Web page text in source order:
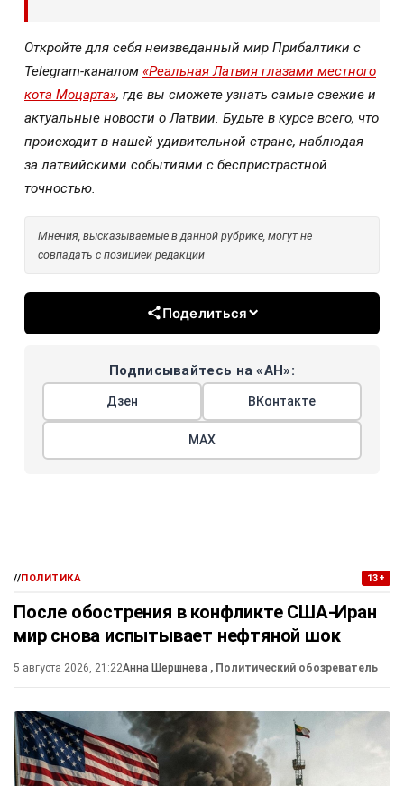
Откройте для себя неизведанный мир Прибалтики с
Telegram-каналом «Реальная Латвия глазами местного
кота Моцарта», где вы сможете узнать самые свежие и
актуальные новости о Латвии. Будьте в курсе всего, что
происходит в нашей удивительной стране, наблюдая
за латвийскими событиями с беспристрастной
точностью.
Мнения, высказываемые в данной рубрике, могут не
совпадать с позицией редакции
Поделиться
Подписывайтесь на «АН»:
Дзен ВКонтакте
МАХ
//ПОЛИТИКА 13+
После обострения в конфликте США-Иран
мир снова испытывает нефтяной шок
5 августа 2026, 21:22Анна Шершнева , Политический обозреватель